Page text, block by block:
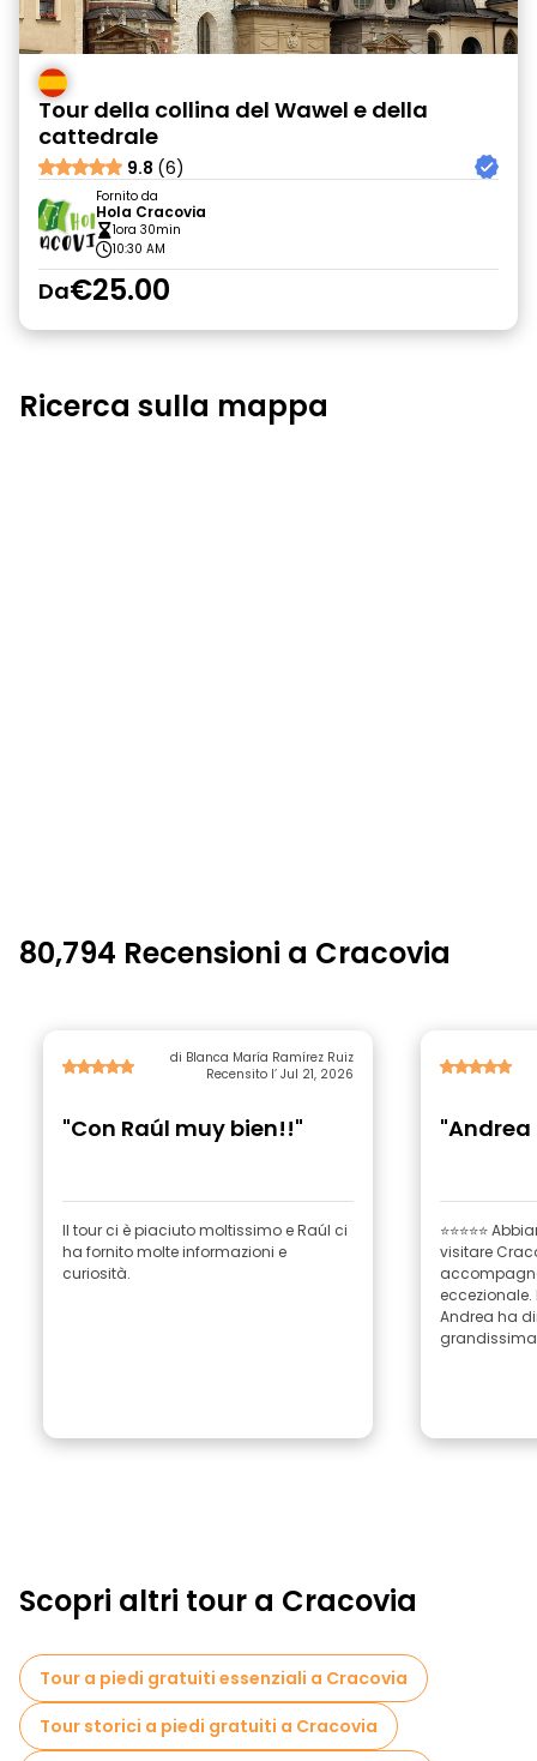
Tour della collina del Wawel e della
cattedrale
9.8 (6)
Fornito da
Hola Cracovia
1ora 30min
10:30 AM
Da€25.00
Ricerca sulla mappa
80,794 Recensioni a Cracovia
di Blanca María Ramírez Ruiz
Recensito l’ Jul 21, 2026
"Con Raúl muy bien!!"
Il tour ci è piaciuto moltissimo e Raúl ci
ha fornito molte informazioni e
curiosità.
"Andrea
⭐⭐⭐⭐⭐
visitare
Andrea ha
Scopri altri tour a Cracovia
Tour a piedi gratuiti essenziali a Cracovia
Tour storici a piedi gratuiti a Cracovia